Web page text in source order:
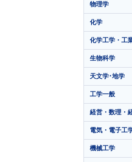
物理学
化学
化学工学・工
生物科学
天文学･地学
工学一般
経営・数理・
電気・電子工
機械工学